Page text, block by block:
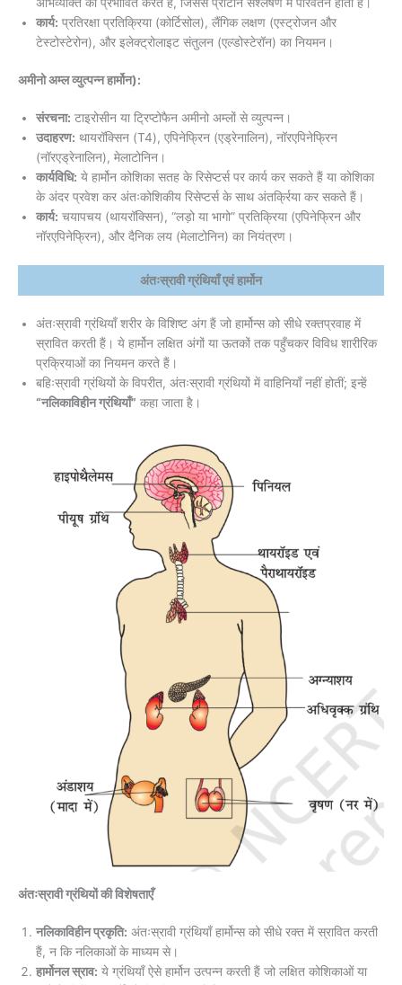
कार्य: प्रतिरक्षा प्रतिक्रिया (कोर्टिसोल), लैंगिक लक्षण (एस्ट्रोजन और
टेस्टोस्टेरोन), और इलेक्ट्रोलाइट संतुलन (एल्डोस्टेरॉन) का नियमन।
अमीनो अम्ल व्युत्पन्न हार्मोन):
संरचना: टाइरोसीन या ट्रिप्टोफैन अमीनो अम्लों से व्युत्पन्न।
उदाहरण: थायरॉक्सिन (T4), एपिनेफ्रिन (एड्रेनालिन), नॉरएपिनेफ्रिन
(नॉरएड्रेनालिन), मेलाटोनिन।
कार्यविधि: ये हार्मोन कोशिका सतह के रिसेप्टर्स पर कार्य कर सकते हैं या कोशिका
के अंदर प्रवेश कर अंतःकोशिकीय रिसेप्टर्स के साथ अंतर्क्रिया कर सकते हैं।
कार्य: चयापचय (थायरॉक्सिन), “लड़ो या भागो” प्रतिक्रिया (एपिनेफ्रिन और
नॉरएपिनेफ्रिन), और दैनिक लय (मेलाटोनिन) का नियंत्रण।
अंतःस्रावी ग्रंथियाँ एवं हार्मोन
अंतःस्रावी ग्रंथियाँ शरीर के विशिष्ट अंग हैं जो हार्मोन्स को सीधे रक्तप्रवाह में
स्रावित करती हैं। ये हार्मोन लक्षित अंगों या ऊतकों तक पहुँचकर विविध शारीरिक
प्रक्रियाओं का नियमन करते हैं।
बहिःस्रावी ग्रंथियों के विपरीत, अंतःस्रावी ग्रंथियों में वाहिनियाँ नहीं होतीं; इन्हें
“नलिकाविहीन ग्रंथियाँ” कहा जाता है।
अंतःस्रावी ग्रंथियों की विशेषताएँ
नलिकाविहीन प्रकृति: अंतःस्रावी ग्रंथियाँ हार्मोन्स को सीधे रक्त में स्रावित करती
हैं, न कि नलिकाओं के माध्यम से।
हार्मोनल स्राव: ये ग्रंथियाँ ऐसे हार्मोन उत्पन्न करती हैं जो लक्षित कोशिकाओं या